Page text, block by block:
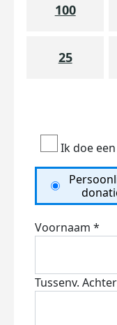
100
25
Ik doe
Voornaam *
Tussenv.